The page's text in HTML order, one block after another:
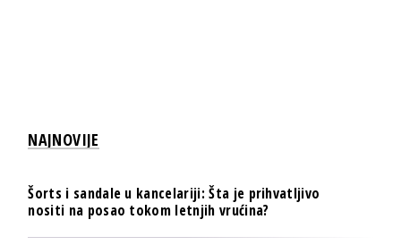
NAJNOVIJE
Šorts i sandale u kancelariji: Šta je prihvatljivo
nositi na posao tokom letnjih vrućina?